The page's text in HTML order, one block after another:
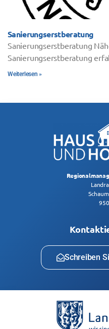
Sanierungserstberatung
Sanierungserstberatung
Sanierungserstberatung
Weiterlesen »
Schreiben